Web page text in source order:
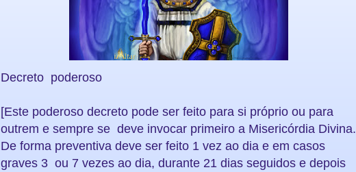
Decreto poderoso
[Este poderoso decreto pode ser feito para si próprio ou para
outrem e sempre se deve invocar primeiro a Misericórdia Divina.
De forma preventiva deve ser feito 1 vez ao dia e em casos
graves 3 ou 7 vezes ao dia, durante 21 dias seguidos e depois